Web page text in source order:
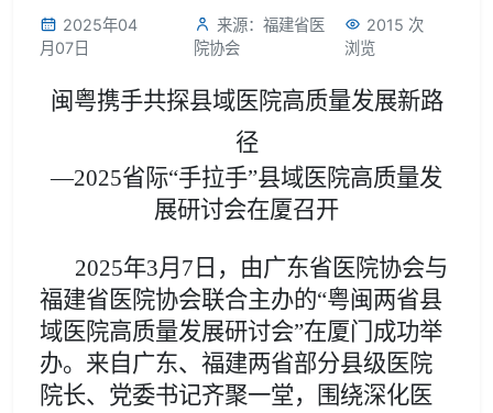
2025年04
月07日
来源：福建省医
院协会
2015 次
浏览
闽粤携手共探县域医院高质量发展新路
径
—2025省际“手拉手”县域医院高质量发
展研讨会在厦召开
2025年3月7日，由广东省医院协会与
福建省医院协会联合主办的“粤闽两省县
域医院高质量发展研讨会”在厦门成功举
办。来自广东、福建两省部分县级医院
院长、党委书记齐聚一堂，围绕深化医